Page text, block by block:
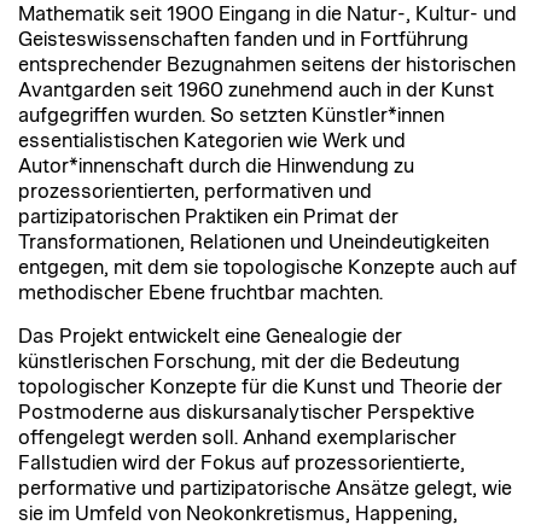
Mathematik seit 1900 Eingang in die Natur-, Kultur- und
Geisteswissenschaften fanden und in Fortführung
entsprechender Bezugnahmen seitens der historischen
Avantgarden seit 1960 zunehmend auch in der Kunst
aufgegriffen wurden. So setzten Künstler*innen
essentialistischen Kategorien wie Werk und
Autor*innenschaft durch die Hinwendung zu
prozessorientierten, performativen und
partizipatorischen Praktiken ein Primat der
Transformationen, Relationen und Uneindeutigkeiten
entgegen, mit dem sie topologische Konzepte auch auf
methodischer Ebene fruchtbar machten.
Das Projekt entwickelt eine Genealogie der
künstlerischen Forschung, mit der die Bedeutung
topologischer Konzepte für die Kunst und Theorie der
Postmoderne aus diskursanalytischer Perspektive
offengelegt werden soll. Anhand exemplarischer
Fallstudien wird der Fokus auf prozessorientierte,
performative und partizipatorische Ansätze gelegt, wie
sie im Umfeld von Neokonkretismus, Happening,